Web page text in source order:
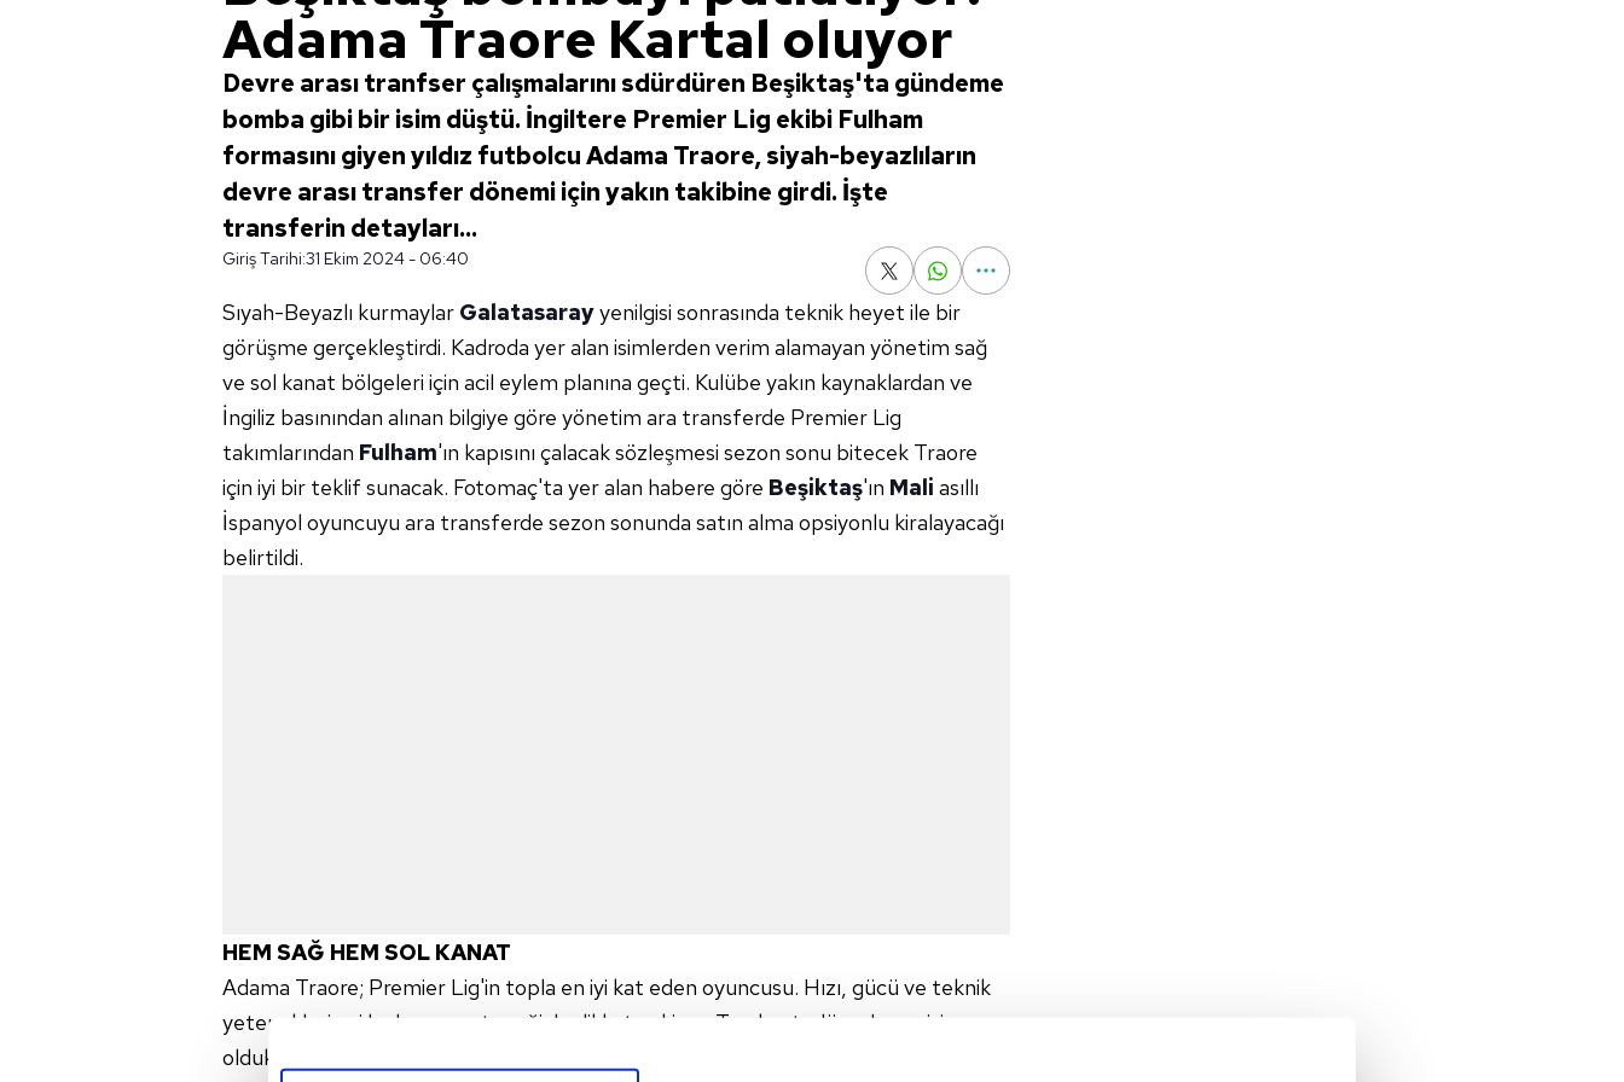
Adama Traore Kartal oluyor
Devre arası tranfser çalışmalarını sdürdüren Beşiktaş'ta gündeme
bomba gibi bir isim düştü. İngiltere Premier Lig ekibi Fulham
formasını giyen yıldız futbolcu Adama Traore, siyah-beyazlıların
devre arası transfer dönemi için yakın takibine girdi. İşte
transferin detayları...
Giriş Tarihi:31 Ekim 2024 - 06:40
Sıyah-Beyazlı kurmaylar Galatasarayyenilgisi sonrasında teknik heyet ile bir
görüşme gerçekleştirdi. Kadroda yer alan isimlerden verim alamayan yönetim sağ
ve sol kanat bölgeleri için acil eylem planına geçti. Kulübe yakın kaynaklardan ve
İngiliz basınından alınan bilgiye göre yönetim ara transferde Premier Lig
takımlarından Fulham'ın kapısını çalacak sözleşmesi sezon sonu bitecek Traore
için iyi bir teklif sunacak. Fotomaç'ta yer alan habere göre Beşiktaş'ın Mali asıllı
İspanyol oyuncuyu ara transferde sezon sonunda satın alma opsiyonlu kiralayacağı
belirtildi.
HEM SAĞ HEM SOL KANAT
Adama Traore; Premier Lig'in topla en iyi kat eden oyuncusu. Hızı, gücü ve teknik
yetenekleri ani hızlanma yeteneğiyle dikkat çekiyor. Top kontrolü ve becerisi
oldukça iyi. Ofansif katkıları, özellikle kontrataklarda ve kanat organizasyonlarında